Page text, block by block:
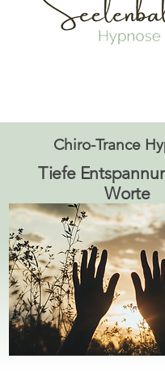
Chiro-Trance
Tiefe
Worte